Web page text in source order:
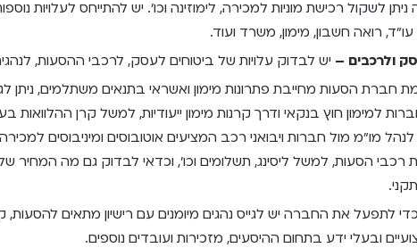
לשקול רכישת מוניות למכירה, לימוזינה וכו’. יש להתייחס לעלויות
רואה חשבון, מימון, משרד ועוד.
ולרכבים – יש לבדוק עלויות של ביטוחים לעסק, לרכבי ההסעות,
חברת הסעות מחייבת פתרונות מימון ואשראי בתנאים משתלמים, ניתן
למימון חוץ בנקאי ודרך קרנות מימון ייעודיות, למשל קרן ההלוואות
מו”מ מול חברות ויבואני רכב המציעים אוטובוסים ומיניבוסים
רכבי הסעות, למשל ליסינג, תשלומים וכו’, וכדאי לבדוק גם מה המחיר
כדי לתפעל את החברה יש לגייס נהגים מיומנים עם רישיון מתאים להסעות,
ובעלי ידע בתחום ההיסעים, מזכירות ועובדים נוספים.